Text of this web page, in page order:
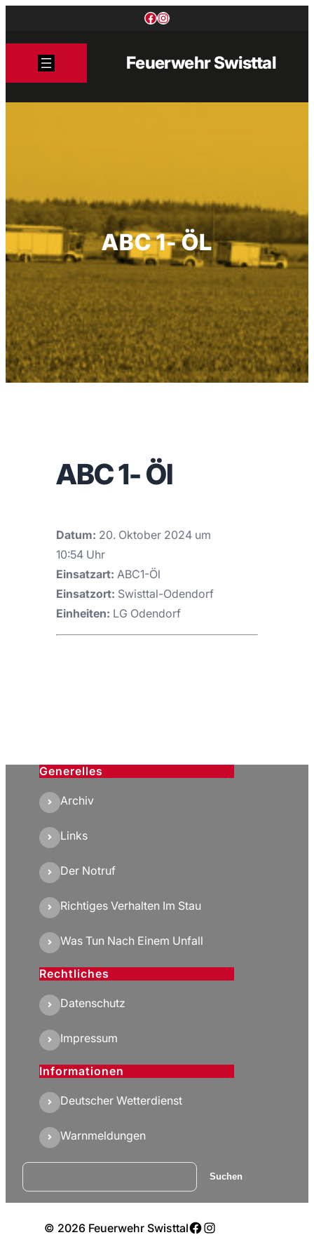
Facebook
Instagram
Feuerwehr Swisttal
ABC 1- ÖL
ABC 1- Öl
Datum: 20. Oktober 2024 um
10:54 Uhr
Einsatzart: ABC1-Öl
Einsatzort: Swisttal-Odendorf
Einheiten: LG Odendorf
Generelles
Archiv
Links
Der Notruf
Richtiges Verhalten Im Stau
Was Tun Nach Einem Unfall
Rechtliches
Datenschutz
Impressum
Informationen
Deutscher Wetterdienst
Warnmeldungen
Suchen Suchen
© 2026 Feuerwehr SwisttalFacebook
Instagram